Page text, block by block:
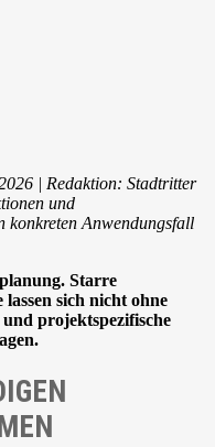
| Redaktion: Stadtritter
und
konkreten Anwendungsfall
Starre
sich nicht ohne
projektspezifische